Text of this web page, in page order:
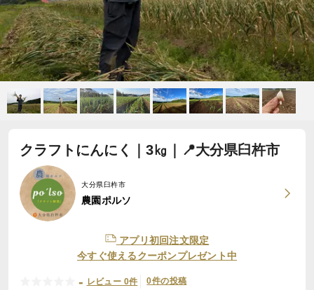
クラフトにんにく｜3㎏｜📍大分県臼杵市
大分県臼杵市
農園ポルソ
アプリ初回注文限定
今すぐ使えるクーポンプレゼント中
- レビュー 0件 0件の投稿